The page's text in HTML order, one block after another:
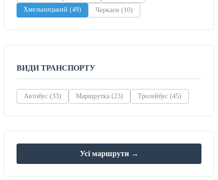
Хмельницький (49)
Черкаси (10)
ВИДИ ТРАНСПОРТУ
Автобус (33) Маршрутка (23) Тролейбус (45)
Усі маршрути →